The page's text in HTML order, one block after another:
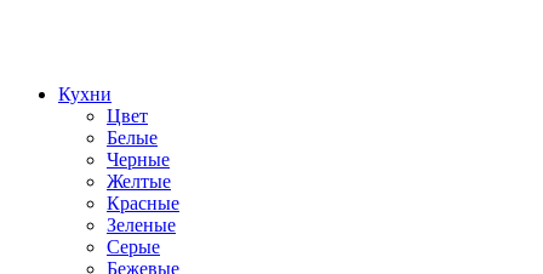
Кухни
Цвет
Белые
Черные
Желтые
Красные
Зеленые
Серые
Бежевые